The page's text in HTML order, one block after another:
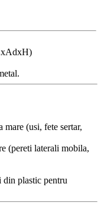
(usi, fete sertar,
(pereti laterali mobila,
din plastic pentru